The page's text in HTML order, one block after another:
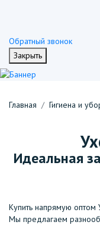
Обратный звонок
Закрыть
Главная Гигиена и
Идеальная
Купить напрямую оптом
Мы предлагаем